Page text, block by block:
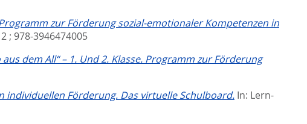
zur Förderung sozial-emotionaler Kompetenzen in
; 978-3946474005
aus dem All“ – 1. Und 2. Klasse. Programm zur Förderung
Förderung. Das virtuelle Schulboard. In: Lern-